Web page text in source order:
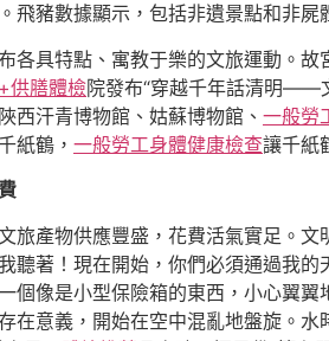
。飛豬數據顯示，包括非遺景點和非屍
各具特點、寓教于樂的文旅運動。
供膳體檢院發布“穿越千年話清明——
西汗青博物館、姑蘇博物館、 一般勞
紙鶴， 一般勞工身體健康檢查讓千紙
旅產物供應豐盛，花費活氣實足。
聽著！現在開始，你們必須通過我
個像是小型保險箱的東西，小心翼
在意義，開始在空中混亂地盤旋。